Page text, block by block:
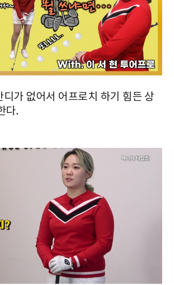
가 없어서 어프로치 하기 힘든 상
다.